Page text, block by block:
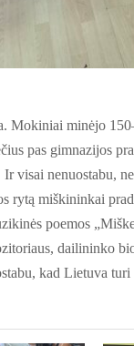
Mokiniai minėjo 150­
pas gimnazijos
visai nenuostabu,
rytą miškininkai
poemos
dailininko
kad Lietuva turi